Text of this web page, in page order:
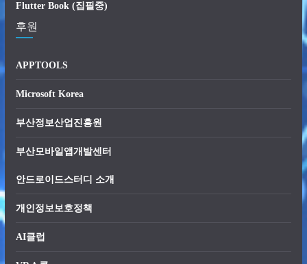
Flutter Book (집필중)
후원
APPTOOLS
Microsoft Korea
부산정보산업진흥원
부산모바일앱개발센터
안드로이드스터디 소개
개인정보보호정책
AI클럽